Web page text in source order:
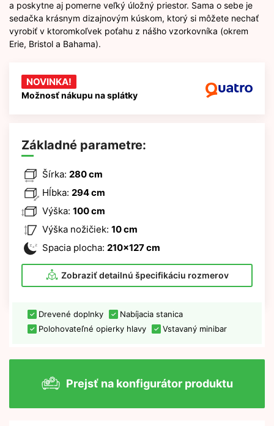
a poskytne aj pomerne veľký úložný priestor. Sama o sebe je
sedačka krásnym dizajnovým kúskom, ktorý si môžete nechať
vyrobiť v ktoromkoľvek poťahu z nášho vzorkovníka (okrem
Erie, Bristol a Bahama).
NOVINKA!
Možnosť nákupu na splátky
Základné parametre:
Šírka: 280 cm
Hĺbka: 294 cm
Výška: 100 cm
Výška nožičiek: 10 cm
Spacia plocha: 210x127 cm
Zobraziť detailnú špecifikáciu rozmerov
Drevené doplnky
Nabíjacia stanica
Polohovateľné opierky hlavy
Vstavaný minibar
Prejsť na konfigurátor produktu